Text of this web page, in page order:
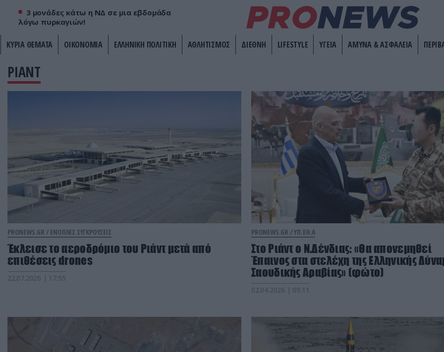
3 μονάδες κάτω η ΝΔ σε μια εβδομάδα
λόγω πυρκαγιών!
ΚΥΡΙΑ ΘΕΜΑΤΑ ΟΙΚΟΝΟΜΙΑ ΕΛΛΗΝΙΚΗ ΠΟΛΙΤΙΚΗ ΑΘΛΗΤΙΣΜΟΣ ΔΙΕΘΝΗ LIFESTYLE ΥΓΕΙΑ ΑΜΥΝΑ & ΑΣΦΑΛΕΙΑ
ΡΙΑΝΤ
PRONEWS.GR / ΕΝΟΠΛΕΣ ΣΥΓΚΡΟΥΣΕΙΣ
Έκλεισε το αεροδρόμιο του Ριάντ μετά από
επιθέσεις drones
22.07.2026 | 17:55
PRONEWS.GR /ΥΠ.ΕΘ.Α
Στο Ριάντ ο Ν.Δένδιας: «Θα απονεμηθεί
Έπαινος στα στελέχη της Ελληνικής
Σαουδικής Αραβίας» (φώτο)
02.04.2026 | 09:11